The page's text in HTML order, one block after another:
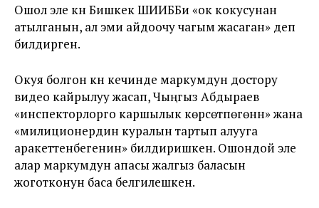
Ошол эле күнү Бишкек ШИИББи «ок кокусунан
атылганын, ал эми айдоочу чагым жасаган» деп
билдирген.
Окуя болгон күнү кечинде маркумдун достору
видео кайрылуу жасап, Чыңгыз Абдыраев
«инспекторлорго каршылык көрсөтпөгөнүн» жана
«милиционердин куралын тартып алууга
аракеттенбегенин» билдиришкен. Ошондой эле
алар маркумдун апасы жалгыз баласын
жоготконун баса белгилешкен.